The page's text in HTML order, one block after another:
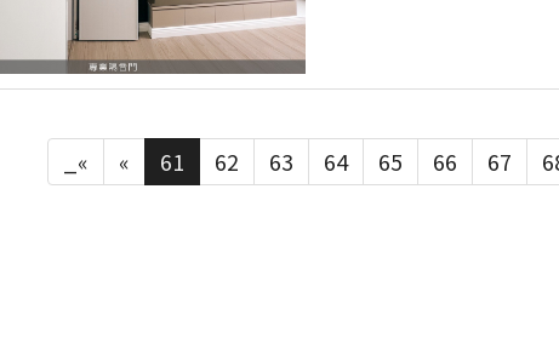
_« « 61 62 63 64 65 66 67